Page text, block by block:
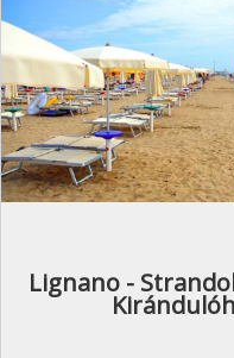
Lignano -